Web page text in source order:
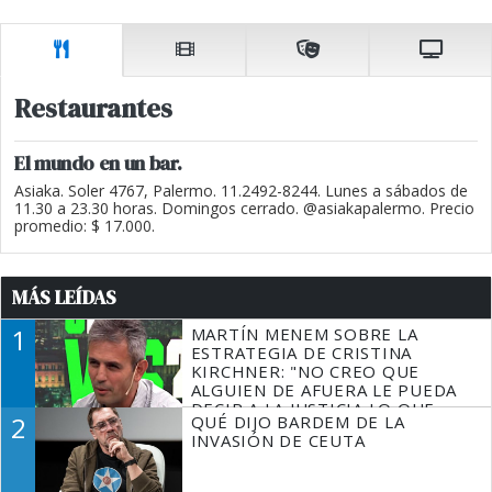
Restaurantes
El mundo en un bar.
Asiaka. Soler 4767, Palermo. 11.2492-8244. Lunes a sábados de
11.30 a 23.30 horas. Domingos cerrado. @asiakapalermo. Precio
promedio: $ 17.000.
MÁS LEÍDAS
1
MARTÍN MENEM SOBRE LA
ESTRATEGIA DE CRISTINA
KIRCHNER: "NO CREO QUE
ALGUIEN DE AFUERA LE PUEDA
DECIR A LA JUSTICIA LO QUE
TIENE QUE HACER"
2
QUÉ DIJO BARDEM DE LA
INVASIÓN DE CEUTA